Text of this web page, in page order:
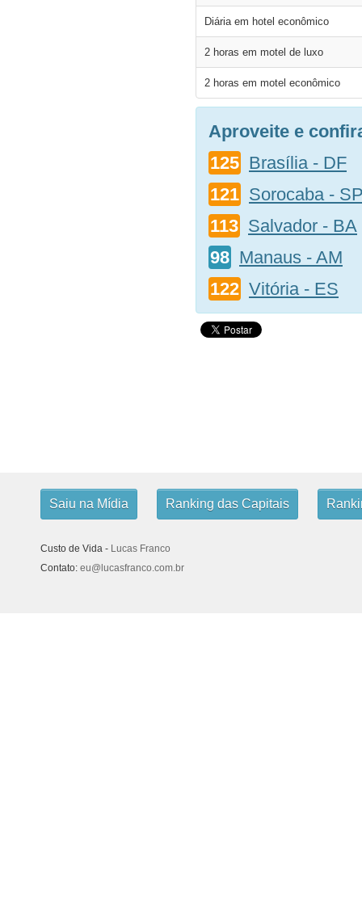
Diária em hotel econômico
2 horas em motel de luxo
2 horas em motel econômico
Aproveite e
125 Brasília - DF
121 Sorocaba -
113 Salvador - BA
98 Manaus - AM
122 Vitória - ES
Saiu na Mídia Ranking das Capitais
Custo de Vida - Lucas Franco
Contato: eu@lucasfranco.com.br